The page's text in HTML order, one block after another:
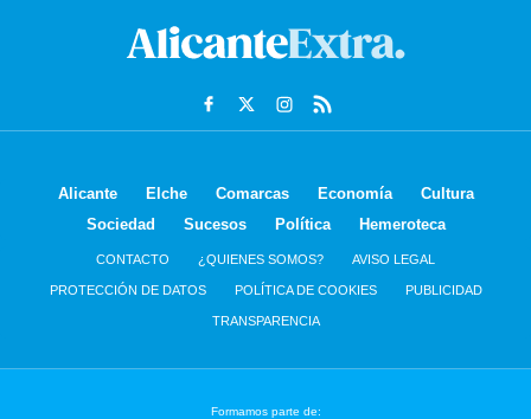
Alicante Elche Comarcas Economía
Cultura
Sociedad
Sucesos Política Hemeroteca
CONTACTO ¿QUIENES SOMOS? AVISO LEGAL
PROTECCIÓN DE DATOS POLÍTICA DE COOKIES PUBLICIDAD
TRANSPARENCIA
Formamos parte de: